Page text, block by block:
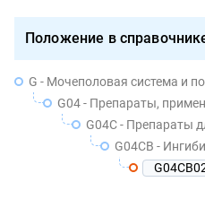
Положение в
G - Мочеполовая система и
G04 - Препараты,
G04C - Препараты для лечения
G04CB -